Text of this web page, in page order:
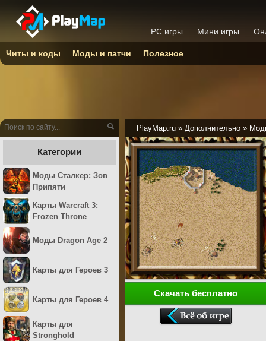
PlayMap.ru » Дополнительно »
Скачать бесплатно
Категории
Моды Сталкер: Зов
Припяти
Карты Warcraft 3:
Frozen Throne
Моды Dragon Age 2
Карты для Героев 3
Карты для Героев 4
Карты для
Stronghold
PC игры Мини игры
Читы и коды Моды и патчи Полезное